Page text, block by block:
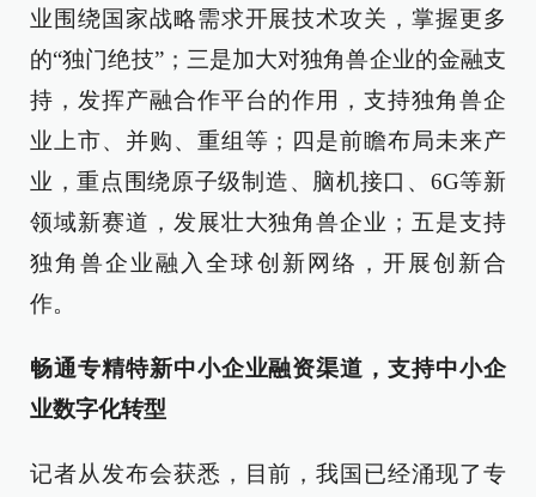
业围绕国家战略需求开展技术攻关，掌握更多
的“独门绝技”；三是加大对独角兽企业的金融支
持，发挥产融合作平台的作用，支持独角兽企
业上市、并购、重组等；四是前瞻布局未来产
业，重点围绕原子级制造、脑机接口、6G等新
领域新赛道，发展壮大独角兽企业；五是支持
独角兽企业融入全球创新网络，开展创新合
作。
畅通专精特新中小企业融资渠道，支持中小企
业数字化转型
记者从发布会获悉，目前，我国已经涌现了专